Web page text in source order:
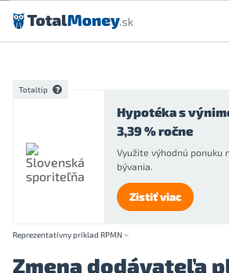
Preskočiť na obsah
Totaltip
Hypotéka s
3,39 % ročne
Využite výhodnú ponuku
bývania.
Zistiť viac
Reprezentatívny príklad RPMN
Zmena dodávateľa